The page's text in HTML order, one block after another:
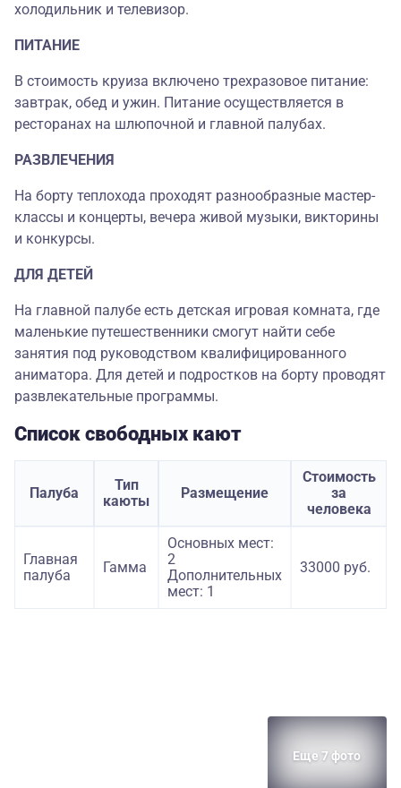
холодильник и телевизор.
ПИТАНИЕ
В стоимость круиза включено трехразовое питание:
завтрак, обед и ужин. Питание осуществляется в
ресторанах на шлюпочной и главной палубах.
РАЗВЛЕЧЕНИЯ
На борту теплохода проходят разнообразные мастер-
классы и концерты, вечера живой музыки, викторины
и конкурсы.
ДЛЯ ДЕТЕЙ
На главной палубе есть детская игровая комната, где
маленькие путешественники смогут найти себе
занятия под руководством квалифицированного
аниматора. Для детей и подростков на борту проводят
развлекательные программы.
Список свободных кают
Палуба
Тип
каюты
Размещение
Стоимость
за
человека
Главная
палуба
Гамма
Основных мест:
2
Дополнительных
мест: 1
33000 руб.
Еще 7 фото